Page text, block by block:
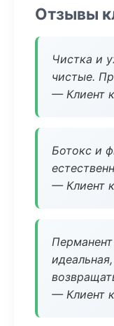
Отзывы
Чистка и
чистые.
— Клиент
Ботокс и
— Клиент
— Клиент